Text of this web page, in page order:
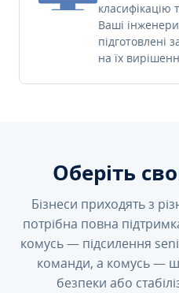
класифікацію
Ваші
підготовлені
на їх
Оберіть
Бізнеси приходять з
потрібна повна
комусь — підсилення
команди, а комусь —
безпеки або